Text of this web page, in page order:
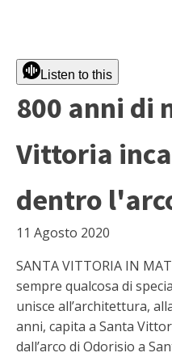
Listen to this
800 anni di
Vittoria
dentro
11 Agosto 2020
SANTA VITTORIA IN
sempre qualcosa di
unisce all’architettura,
anni, capita a Santa
dall’arco di Odorisio a